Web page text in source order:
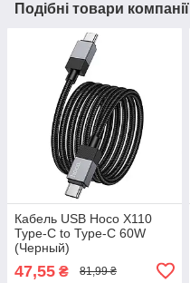
Подібні товари компанії
Кабель USB Hoco X110
Type-C to Type-C 60W
(Черный)
47,55 ₴ 81,99 ₴